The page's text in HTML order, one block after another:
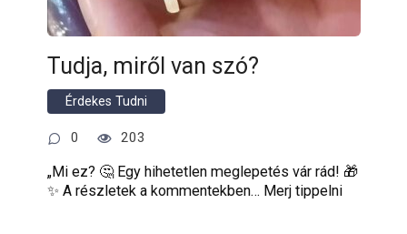
Tudja, miről van szó?
Érdekes Tudni
0 203
„Mi ez? 🤔 Egy hihetetlen meglepetés vár rád! 🎁
✨ A részletek a kommentekben… Merj tippelni